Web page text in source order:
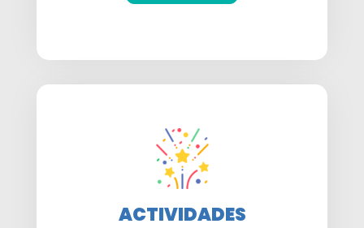
ACTIVIDADES